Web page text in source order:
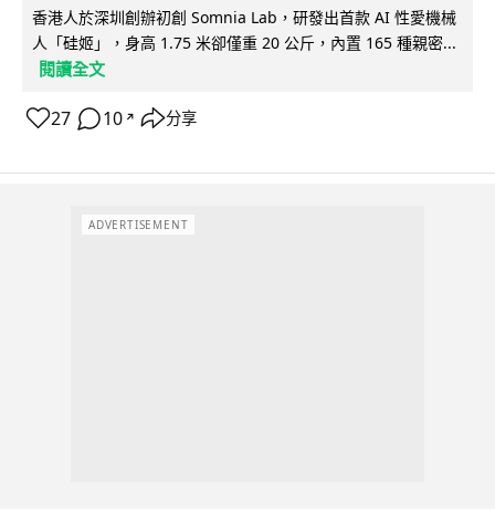
香港人於深圳創辦初創 Somnia Lab，研發出首款 AI 性愛機械
人「硅姬」，身高 1.75 米卻僅重 20 公斤，內置 165 種親密...
閱讀全文
27 10 ↗ 分享
ADVERTISEMENT